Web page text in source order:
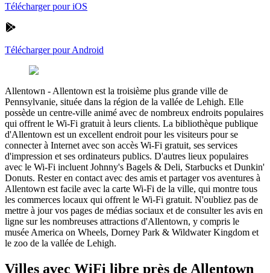
Télécharger pour iOS
Télécharger pour Android
Allentown - Allentown est la troisième plus grande ville de
Pennsylvanie, située dans la région de la vallée de Lehigh. Elle
possède un centre-ville animé avec de nombreux endroits populaires
qui offrent le Wi-Fi gratuit à leurs clients. La bibliothèque publique
d'Allentown est un excellent endroit pour les visiteurs pour se
connecter à Internet avec son accès Wi-Fi gratuit, ses services
d'impression et ses ordinateurs publics. D'autres lieux populaires
avec le Wi-Fi incluent Johnny's Bagels & Deli, Starbucks et Dunkin'
Donuts. Rester en contact avec des amis et partager vos aventures à
Allentown est facile avec la carte Wi-Fi de la ville, qui montre tous
les commerces locaux qui offrent le Wi-Fi gratuit. N'oubliez pas de
mettre à jour vos pages de médias sociaux et de consulter les avis en
ligne sur les nombreuses attractions d'Allentown, y compris le
musée America on Wheels, Dorney Park & Wildwater Kingdom et
le zoo de la vallée de Lehigh.
Villes avec WiFi libre près de Allentown